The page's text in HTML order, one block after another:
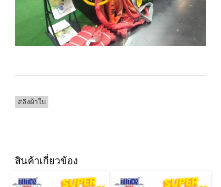
สลิงผ้าใบ
สินค้าเกี่ยวข้อง